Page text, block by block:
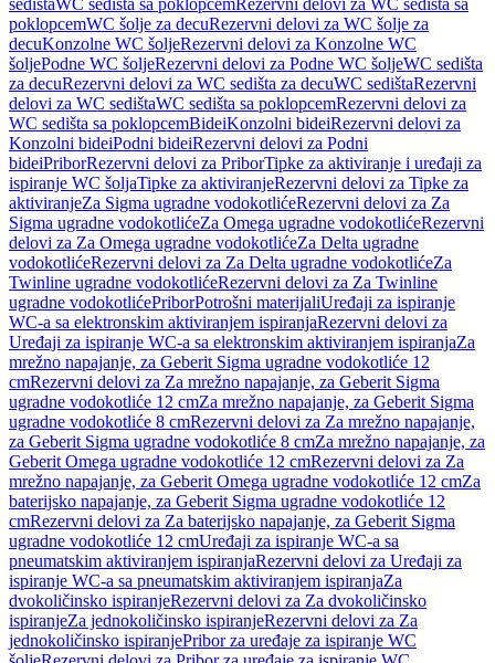
sedištaWC sedišta sa poklopcemRezervni delovi za WC sedišta sa
poklopcemWC šolje za decuRezervni delovi za WC šolje za
decuKonzolne WC šoljeRezervni delovi za Konzolne WC
šoljePodne WC šoljeRezervni delovi za Podne WC šoljeWC sedišta
za decuRezervni delovi za WC sedišta za decuWC sedištaRezervni
delovi za WC sedištaWC sedišta sa poklopcemRezervni delovi za
WC sedišta sa poklopcemBideiKonzolni bideiRezervni delovi za
Konzolni bideiPodni bideiRezervni delovi za Podni
bideiPriborRezervni delovi za PriborTipke za aktiviranje i uređaji za
ispiranje WC šoljaTipke za aktiviranjeRezervni delovi za Tipke za
aktiviranjeZa Sigma ugradne vodokotlićeRezervni delovi za Za
Sigma ugradne vodokotlićeZa Omega ugradne vodokotlićeRezervni
delovi za Za Omega ugradne vodokotlićeZa Delta ugradne
vodokotlićeRezervni delovi za Za Delta ugradne vodokotlićeZa
Twinline ugradne vodokotlićeRezervni delovi za Za Twinline
ugradne vodokotlićePriborPotrošni materijaliUređaji za ispiranje
WC-a sa elektronskim aktiviranjem ispiranjaRezervni delovi za
Uređaji za ispiranje WC-a sa elektronskim aktiviranjem ispiranjaZa
mrežno napajanje, za Geberit Sigma ugradne vodokotliće 12
cmRezervni delovi za Za mrežno napajanje, za Geberit Sigma
ugradne vodokotliće 12 cmZa mrežno napajanje, za Geberit Sigma
ugradne vodokotliće 8 cmRezervni delovi za Za mrežno napajanje,
za Geberit Sigma ugradne vodokotliće 8 cmZa mrežno napajanje, za
Geberit Omega ugradne vodokotliće 12 cmRezervni delovi za Za
mrežno napajanje, za Geberit Omega ugradne vodokotliće 12 cmZa
baterijsko napajanje, za Geberit Sigma ugradne vodokotliće 12
cmRezervni delovi za Za baterijsko napajanje, za Geberit Sigma
ugradne vodokotliće 12 cmUređaji za ispiranje WC-a sa
pneumatskim aktiviranjem ispiranjaRezervni delovi za Uređaji za
ispiranje WC-a sa pneumatskim aktiviranjem ispiranjaZa
dvokoličinsko ispiranjeRezervni delovi za Za dvokoličinsko
ispiranjeZa jednokoličinsko ispiranjeRezervni delovi za Za
jednokoličinsko ispiranjePribor za uređaje za ispiranje WC